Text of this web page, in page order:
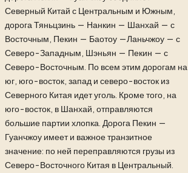
Северный Китай с Центральным и Южным,
дорога Тяньцзинь — Нанкин — Шанхай — с
Восточным, Пекин — Баотоу —Ланьчжоу — с
Северо-Западным, Шэньян — Пекин — с
Северо-Восточным. По всем этим дорогам на
юг, юго-восток, запад и северо-восток из
Северного Китая идет уголь. Кроме того, на
юго-восток, в Шанхай, отправляются
большие партии хлопка. Дорога Пекин —
Гуанчжоу имеет и важное транзитное
значение: по ней переправляются грузы из
Северо-Восточного Китая в Центральный.